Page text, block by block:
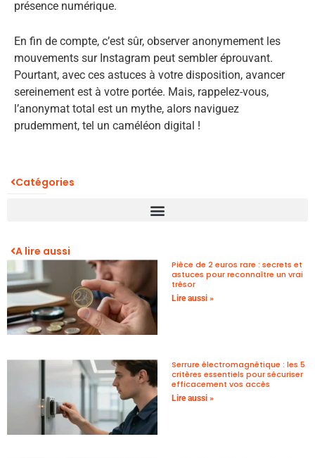
présence numérique.
En fin de compte, c’est sûr, observer anonymement les
mouvements sur Instagram peut sembler éprouvant.
Pourtant, avec ces astuces à votre disposition, avancer
sereinement est à votre portée. Mais, rappelez-vous,
l’anonymat total est un mythe, alors naviguez
prudemment, tel un caméléon digital !
Catégories
A lire aussi
Pièce de 2 euros rare : secrets et
astuces pour reconnaître un vrai
trésor
Lire aussi »
Serrure électromagnétique : les 5
critères essentiels pour sécuriser
efficacement vos accès
Lire aussi »